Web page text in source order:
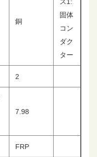
銅
固体
コン
ダク
ター
2
7.98
FRP